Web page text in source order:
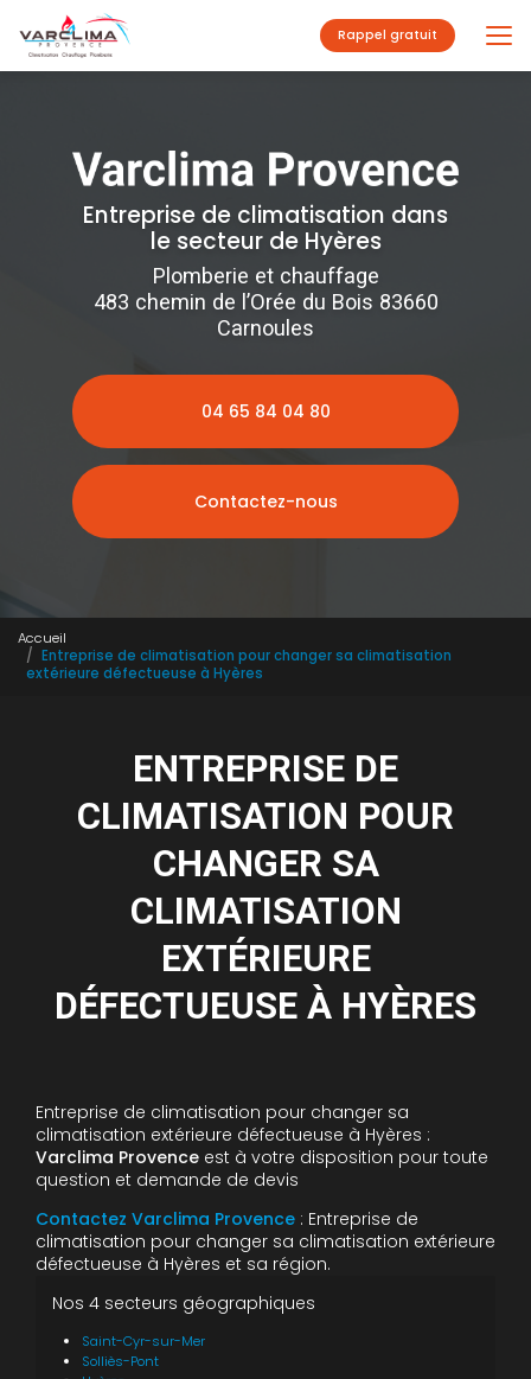
au
contenu
principal
Rappel gratuit
Entreprise de climatisation dans
le secteur de Hyères
Plomberie et chauffage
483 chemin de l’Orée du Bois 83660
Carnoules
04 65 84 04 80
Contactez-nous
Accueil
Entreprise de climatisation pour changer sa climatisation
extérieure défectueuse à Hyères
ENTREPRISE DE
CLIMATISATION POUR
CHANGER SA
CLIMATISATION
EXTÉRIEURE
DÉFECTUEUSE À HYÈRES
Entreprise de climatisation pour changer sa
climatisation extérieure défectueuse à Hyères :
Varclima Provence est à votre disposition pour toute
question et demande de devis
Contactez Varclima Provence : Entreprise de
climatisation pour changer sa climatisation extérieure
défectueuse à Hyères et sa région.
Nos 4 secteurs géographiques
Saint-Cyr-sur-Mer
Solliès-Pont